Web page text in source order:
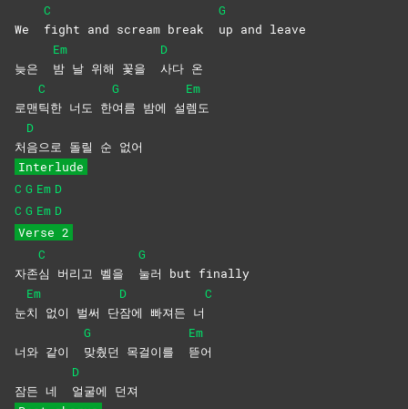
We
C
fight and scream break
G
up and leave
늦은
Em
밤 날 위해 꽃을
D
사다 온
로맨
C
틱한 너도 한
G
여름 밤에 설
Em
렘도
처
D
음으로 돌릴 순 없어
Interlude
C G Em D
C G Em D
Verse 2
자존
C
심 버리고 벨을
G
눌러 but finally
눈
Em
치 없이 벌써 단
D
잠에 빠져든 너
C
너와 같이
G
맞췄던 목걸이를
Em
뜯어
잠든 네
D
얼굴에 던져